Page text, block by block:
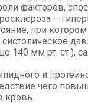
факторов,
–
при
систолическое
140 мм рт. ст.),
и
чего
кровь.